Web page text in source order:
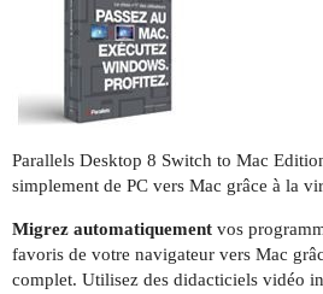
Parallels Desktop 8 Switch to Mac
simplement de PC vers Mac grâce à la
Migrez automatiquement vos
favoris de votre navigateur vers Mac
complet. Utilisez des didacticiels vidéo